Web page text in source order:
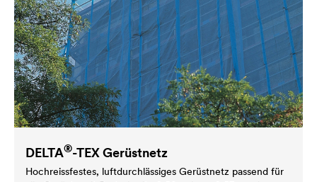
DELTA®-TEX Gerüstnetz
Hochreissfestes, luftdurchlässiges Gerüstnetz passend für